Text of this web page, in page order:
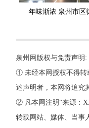
年味渐浓 泉州市区
泉州网版权与免责声明:
① 未经本网授权不得转
述声明者，本网将追究
② 凡本网注明“来源：
转载网站、媒体、当事